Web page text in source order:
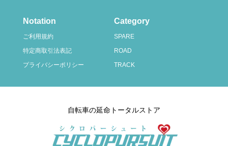
Notation
ご利用規約
特定商取引法表記
プライバシーポリシー
Category
SPARE
ROAD
TRACK
自転車の延命トータルストア